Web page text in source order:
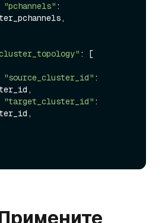
"pchannels" :
: [
"source_cluster_id" :
"target_cluster_id" :